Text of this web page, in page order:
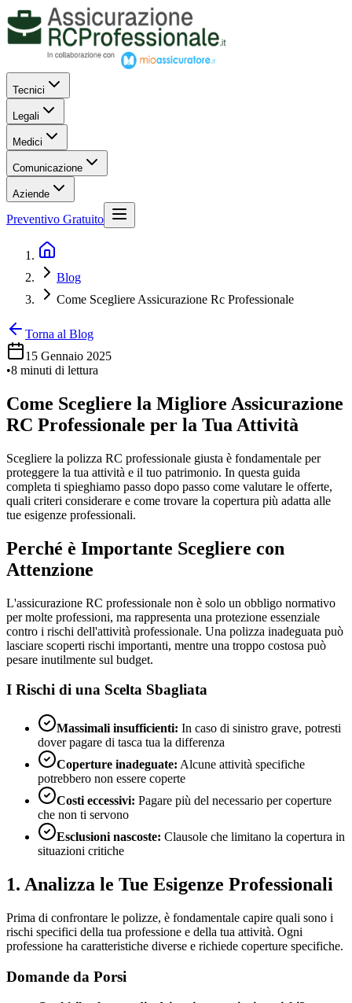
Tecnici
Legali
Medici
Comunicazione
Aziende
Preventivo Gratuito
Blog
Come Scegliere Assicurazione Rc Professionale
Torna al Blog
15 Gennaio 2025
•8 minuti di lettura
Come Scegliere la Migliore Assicurazione
RC Professionale per la Tua Attività
Scegliere la polizza RC professionale giusta è fondamentale per
proteggere la tua attività e il tuo patrimonio. In questa guida
completa ti spieghiamo passo dopo passo come valutare le offerte,
quali criteri considerare e come trovare la copertura più adatta alle
tue esigenze professionali.
Perché è Importante Scegliere con
Attenzione
L'assicurazione RC professionale non è solo un obbligo normativo
per molte professioni, ma rappresenta una protezione essenziale
contro i rischi dell'attività professionale. Una polizza inadeguata può
lasciare scoperti rischi importanti, mentre una troppo costosa può
pesare inutilmente sul budget.
I Rischi di una Scelta Sbagliata
Massimali insufficienti: In caso di sinistro grave, potresti
dover pagare di tasca tua la differenza
Coperture inadeguate: Alcune attività specifiche
potrebbero non essere coperte
Costi eccessivi: Pagare più del necessario per coperture
che non ti servono
Esclusioni nascoste: Clausole che limitano la copertura in
situazioni critiche
1. Analizza le Tue Esigenze Professionali
Prima di confrontare le polizze, è fondamentale capire quali sono i
rischi specifici della tua professione e della tua attività. Ogni
professione ha caratteristiche diverse e richiede coperture specifiche.
Domande da Porsi